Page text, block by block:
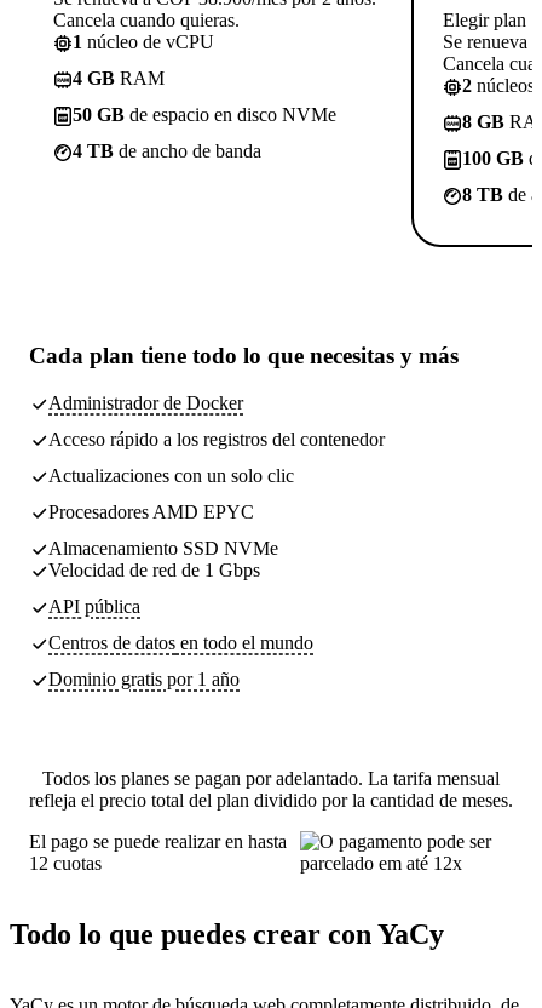
Cancela cuando quieras.
1 núcleo de vCPU
4 GB RAM
50 GB de espacio en disco NVMe
4 TB de ancho de banda
Elegir plan
Se renueva
Cancela
2 núcleos
8 GB
100 GB
8 TB de
Cada plan tiene todo lo que necesitas y más
Administrador de Docker
Acceso rápido a los registros del contenedor
Actualizaciones con un solo clic
Procesadores AMD EPYC
Almacenamiento SSD NVMe
Velocidad de red de 1 Gbps
API pública
Centros de datos en todo el mundo
Dominio gratis por 1 año
Todos los planes se pagan por adelantado. La tarifa mensual
refleja el precio total del plan dividido por la cantidad de meses.
El pago se puede realizar en hasta
12 cuotas
Todo lo que puedes crear con YaCy